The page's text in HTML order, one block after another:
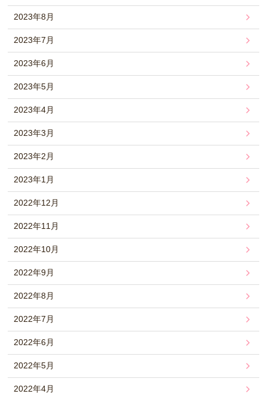
2023年8月
2023年7月
2023年6月
2023年5月
2023年4月
2023年3月
2023年2月
2023年1月
2022年12月
2022年11月
2022年10月
2022年9月
2022年8月
2022年7月
2022年6月
2022年5月
2022年4月